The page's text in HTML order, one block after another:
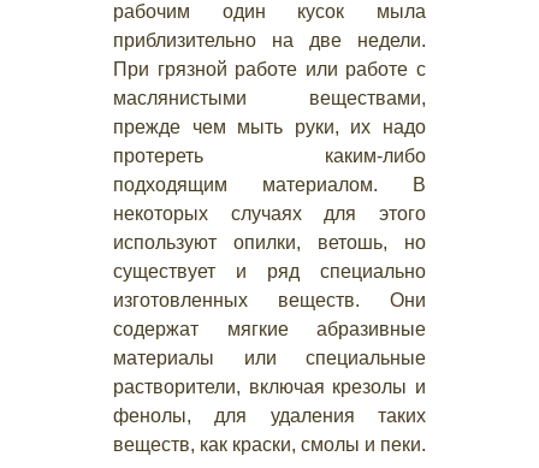
рабочим один кусок мыла
приблизительно на две недели.
При грязной работе или работе с
маслянистыми веществами,
прежде чем мыть руки, их надо
протереть каким-либо
подходящим материалом. В
некоторых случаях для этого
используют опилки, ветошь, но
существует и ряд специально
изготовленных веществ. Они
содержат мягкие абразивные
материалы или специальные
растворители, включая крезолы и
фенолы, для удаления таких
веществ, как краски, смолы и пеки.